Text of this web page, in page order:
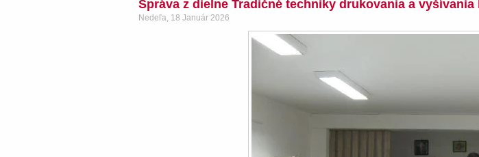
Správa z dielne Tradičné techniky drukovania a
Nedeľa, 18 Január 2026